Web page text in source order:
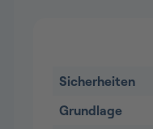
Sicherheiten
Grundlage